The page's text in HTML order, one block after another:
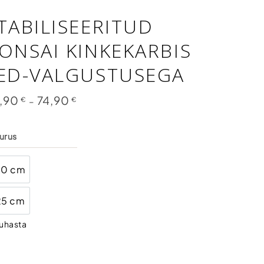
KINKEKARBIS
VALGUSTUSEGA
€ – 74,90€
cm
20 cm
cm
25 cm